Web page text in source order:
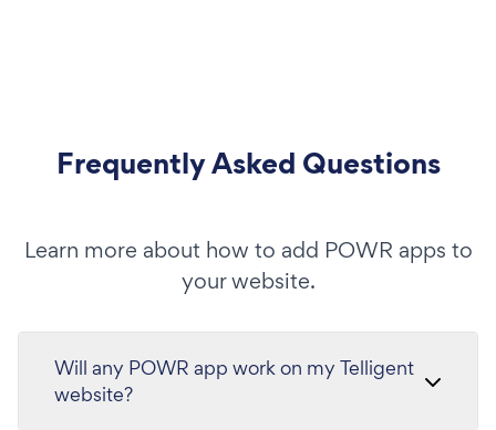
Frequently Asked Questions
Learn more about how to add POWR apps to
your website.
Will any POWR app work on my Telligent
website?